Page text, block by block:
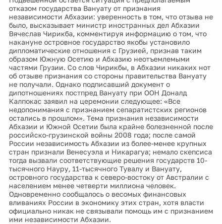
отказом государства Вануату от признания
независимости Абхазии: уверенность в том, что отзыва не
было, высказывает министр иностранных дел Абхазии
Вячеслав Чирикба, комментируя информацию о том, что
накануне островное государство якобы установило
дипломатические отношения с Грузией, признав таким
образом Южную Осетию и Абхазию неотъемлемыми
частями Грузии. Со слов Чирикбы, в Абхазии никаких нот
об отзыве признания со стороны правительства Вануату
не получали. Однако подписавший документ о
дипотношениях постпред Вануату при ООН Доналд
Калпокас заявил на церемонии следующее: «Все
недопонимания с признанием сепаратистских регионов
остались в прошлом». Тема признания независимости
Абхазии и Южной Осетии была крайне болезненной после
российско-грузинской войны 2008 года; после самой
России независимость Абхазии из более-менее крупных
стран признали Венесуэла и Никарагуа; немало скепсиса
тогда вызвали соответствующие решения государств 10-
тысячного Науру, 11-тысячного Тувалу и Вануату,
островного государства к северо-востоку от Австралии с
населением менее четверти миллиона человек.
Одновременно сообщалось о весомых финансовых
вливаниях России в экономику этих стран, хотя власти
официально никак не связывали помощь им с признанием
ими независимости Абхазии.